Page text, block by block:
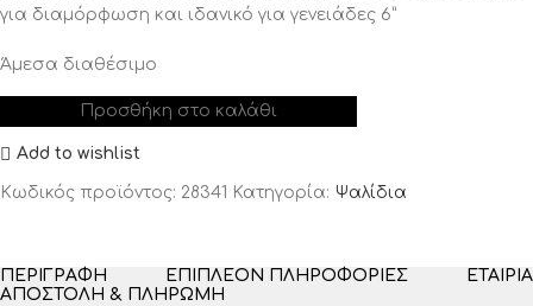
για διαμόρφωση και ιδανικό για γενειάδες 6”
Άμεσα διαθέσιμο
Προσθήκη στο καλάθι
Add to wishlist
Κωδικός προϊόντος: 28341 Κατηγορία: Ψαλίδια
ΠΕΡΙΓΡΑΦΉ ΕΠΙΠΛΈΟΝ ΠΛΗΡΟΦΟΡΊΕΣ
ΕΤΑΙΡΊΑ
ΑΠΟΣΤΟΛΉ & ΠΛΗΡΩΜΉ